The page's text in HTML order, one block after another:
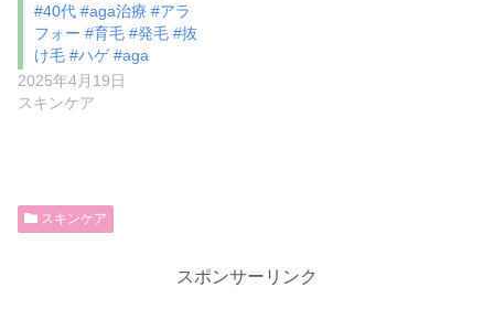
#40代 #aga治療 #アラ
フォー #育毛 #発毛 #抜
け毛 #ハゲ #aga
2025年4月19日
スキンケア
スキンケア
スポンサーリンク